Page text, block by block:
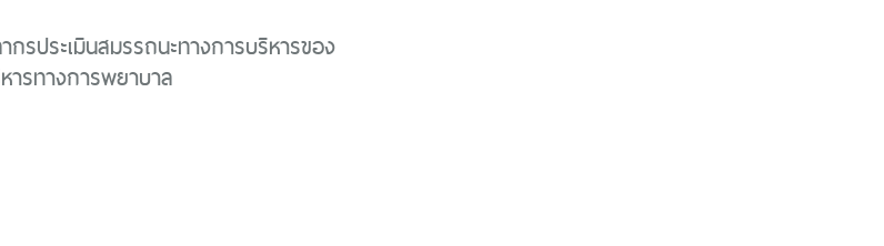
กรประเมินสมรรถนะทางการบริหารของ
ารทางการพยาบาล